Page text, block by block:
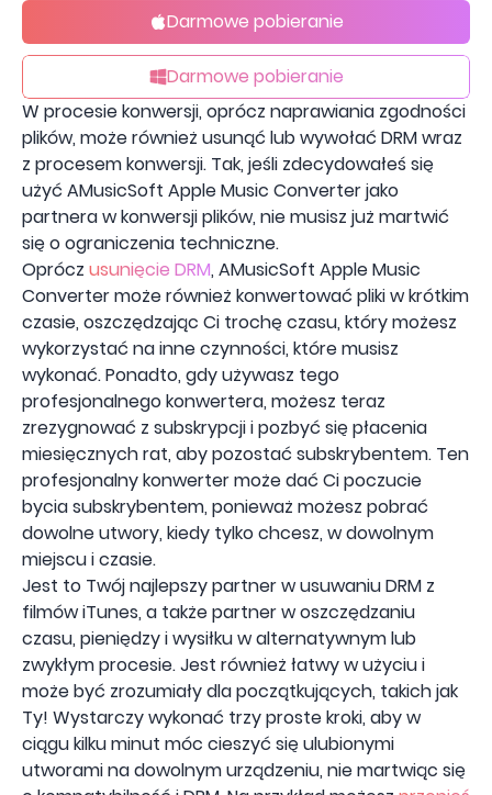
Darmowe pobieranie
Darmowe pobieranie
W procesie konwersji, oprócz naprawiania zgodności
plików, może również usunąć lub wywołać DRM wraz
z procesem konwersji. Tak, jeśli zdecydowałeś się
użyć AMusicSoft Apple Music Converter jako
partnera w konwersji plików, nie musisz już martwić
się o ograniczenia techniczne.
Oprócz usunięcie DRM, AMusicSoft Apple Music
Converter może również konwertować pliki w krótkim
czasie, oszczędzając Ci trochę czasu, który możesz
wykorzystać na inne czynności, które musisz
wykonać. Ponadto, gdy używasz tego
profesjonalnego konwertera, możesz teraz
zrezygnować z subskrypcji i pozbyć się płacenia
miesięcznych rat, aby pozostać subskrybentem. Ten
profesjonalny konwerter może dać Ci poczucie
bycia subskrybentem, ponieważ możesz pobrać
dowolne utwory, kiedy tylko chcesz, w dowolnym
miejscu i czasie.
Jest to Twój najlepszy partner w usuwaniu DRM z
filmów iTunes, a także partner w oszczędzaniu
czasu, pieniędzy i wysiłku w alternatywnym lub
zwykłym procesie. Jest również łatwy w użyciu i
może być zrozumiały dla początkujących, takich jak
Ty! Wystarczy wykonać trzy proste kroki, aby w
ciągu kilku minut móc cieszyć się ulubionymi
utworami na dowolnym urządzeniu, nie martwiąc się